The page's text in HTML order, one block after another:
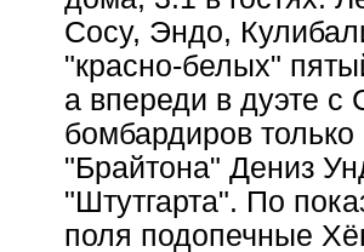
Сосу, Эндо,
"красно-белых"
а впереди в дуэте с
бомбардиров
"Брайтона" Дениз
"Штутгарта". По
поля подопечные